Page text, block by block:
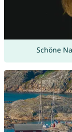
Schöne